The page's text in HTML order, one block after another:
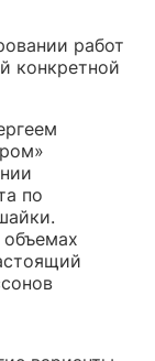
работ
конкретной
по